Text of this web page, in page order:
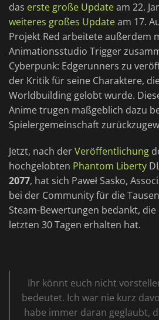
das erste große Updateam 22.
weiteres großes Updateam 17.
Projekt Red arbeitete außerdem
Animationsstudio Trigger
Cyberpunk: Edgerunners zu
der Kritik für seine Charaktere,
Worldbuilding gelobt wurde.
Anime trugen maßgeblich dazu
Spielergemeinschaft
Jetzt, nach derVeröffentlichung
hochgelobten Phantom Liberty
2077, hat sich Paweł Sasko,
bei der Community für die
Steam-Bewertungen bedankt, die
letzten 30 Tagen erhalten hat.
Ihr könnt euch nicht
bedeutet. Ich war nie kurz
habe immer daran geglaubt,